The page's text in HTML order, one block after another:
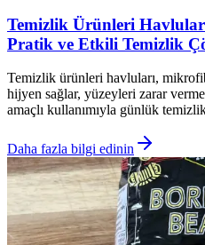
Temizlik Ürünleri
Pratik ve Etkili Temizlik
Temizlik ürünleri havluları,
hijyen sağlar, yüzeyleri zarar
amaçlı kullanımıyla günlük
Daha fazla bilgi edinin